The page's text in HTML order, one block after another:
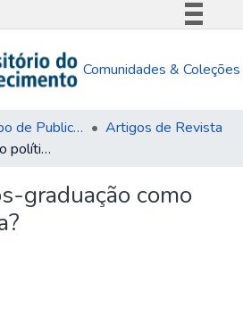
Comunica BR
Acesso à informação
Comunidades & Coleções
Navegar por Tipo de Publicação
Artigos de Revista
Pós-graduação como política pública?
graduação como